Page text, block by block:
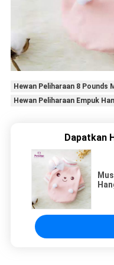
Hewan Peliharaan 8 Pounds
Hewan Peliharaan Empuk
Dapatkan